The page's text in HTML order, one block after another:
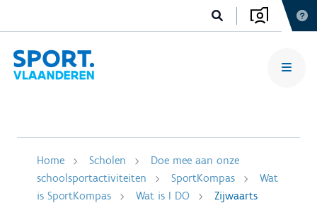
Home Scholen
Doe mee aan onze
schoolsportactiviteiten
SportKompas
Wat
is SportKompas
Wat is I DO
Zijwaarts